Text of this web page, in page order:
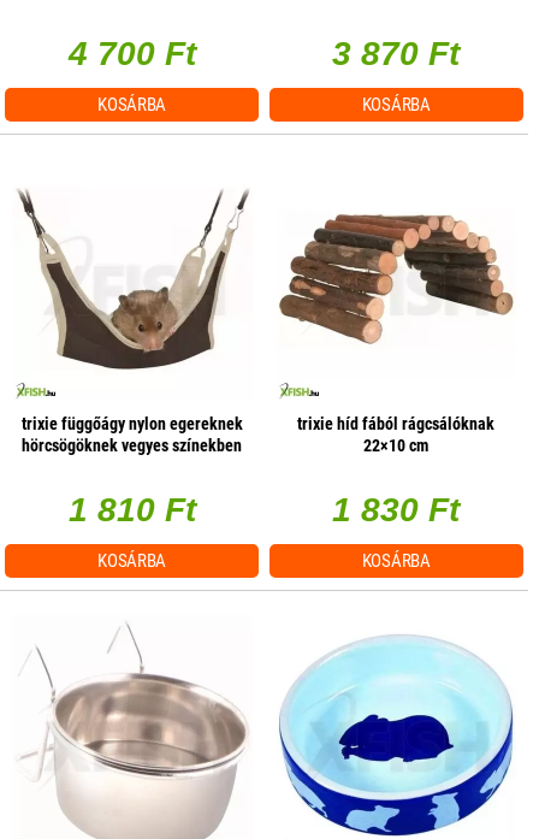
4 700 Ft
KOSÁRBA
3 870 Ft
KOSÁRBA
trixie függőágy nylon egereknek
hörcsögöknek vegyes színekben
1 810 Ft
KOSÁRBA
trixie híd fából rágcsálóknak
22×10 cm
1 830 Ft
KOSÁRBA